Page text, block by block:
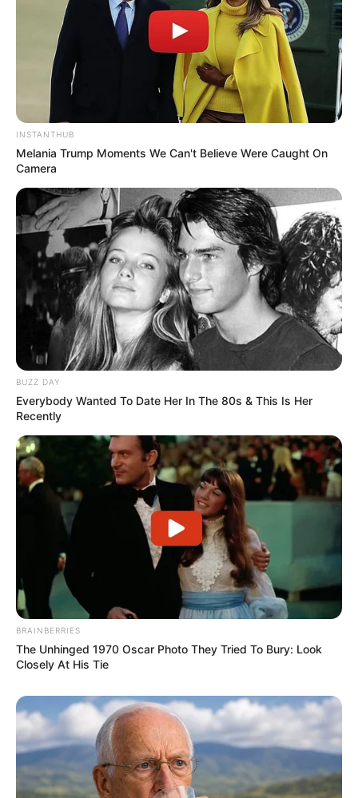
Pada babak final program
Produce 48 , dia menempati urutan ke
2 dengan vote sebanyak 316.105.
Hyewon
(foto: instagram/official_izone)
Biodata & Profil
INSTANTHUB
Melania Trump Moments We Can't Believe Were Caught On
Camera
BUZZ DAY
Everybody Wanted To Date Her In The 80s & This Is Her
Recently
BRAINBERRIES
The Unhinged 1970 Oscar Photo They Tried To Bury: Look
Closely At His Tie